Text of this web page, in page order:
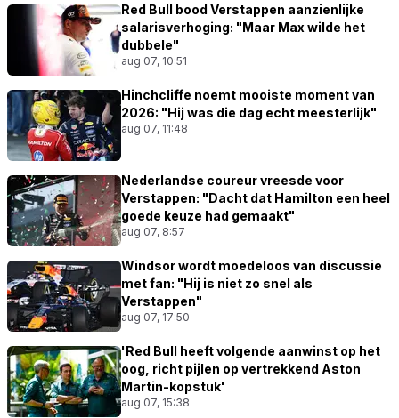
Red Bull bood Verstappen aanzienlijke
salarisverhoging: "Maar Max wilde het
dubbele"
aug 07, 10:51
Hinchcliffe noemt mooiste moment van
2026: "Hij was die dag echt meesterlijk"
aug 07, 11:48
Nederlandse coureur vreesde voor
Verstappen: "Dacht dat Hamilton een heel
goede keuze had gemaakt"
aug 07, 8:57
Windsor wordt moedeloos van discussie
met fan: "Hij is niet zo snel als
Verstappen"
aug 07, 17:50
'Red Bull heeft volgende aanwinst op het
oog, richt pijlen op vertrekkend Aston
Martin-kopstuk'
aug 07, 15:38